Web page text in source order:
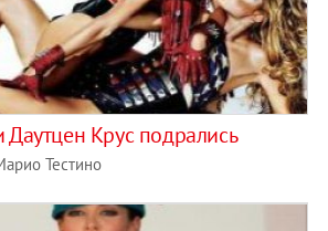
Крус подрались
Тестино